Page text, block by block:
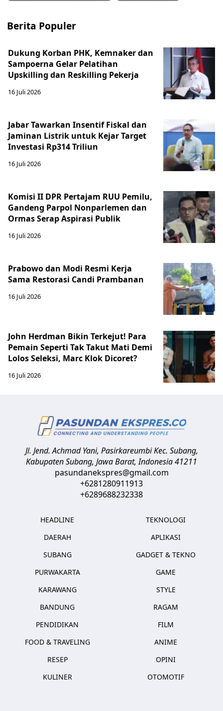
Berita Populer
Dukung Korban PHK, Kemnaker dan
Sampoerna Gelar Pelatihan
Upskilling dan Reskilling Pekerja
16 Juli 2026
Jabar Tawarkan Insentif Fiskal dan
Jaminan Listrik untuk Kejar Target
Investasi Rp314 Triliun
16 Juli 2026
Komisi II DPR Pertajam RUU Pemilu,
Gandeng Parpol Nonparlemen dan
Ormas Serap Aspirasi Publik
16 Juli 2026
Prabowo dan Modi Resmi Kerja
Sama Restorasi Candi Prambanan
16 Juli 2026
John Herdman Bikin Terkejut! Para
Pemain Seperti Tak Takut Mati Demi
Lolos Seleksi, Marc Klok Dicoret?
16 Juli 2026
Jl. Jend. Achmad Yani, Pasirkareumbi Kec. Subang,
Kabupaten Subang, Jawa Barat,Indonesia41211
pasundanekspres@gmail.com
+6281280911913
+6289688232338
HEADLINE
DAERAH
SUBANG
PURWAKARTA
KARAWANG
BANDUNG
PENDIDIKAN
FOOD & TRAVELING
RESEP
KULINER
TEKNOLOGI
APLIKASI
GADGET & TEKNO
GAME
STYLE
RAGAM
FILM
ANIME
OPINI
OTOMOTIF